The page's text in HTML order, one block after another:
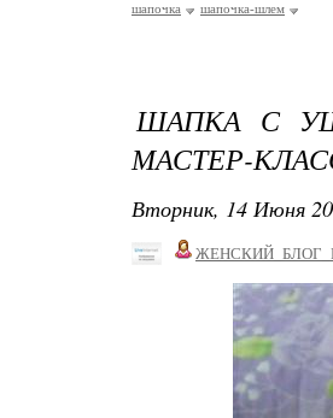
шапочка
шапочка-шлем
ШАПКА С
МАСТЕР-
Вторник, 14 Июня